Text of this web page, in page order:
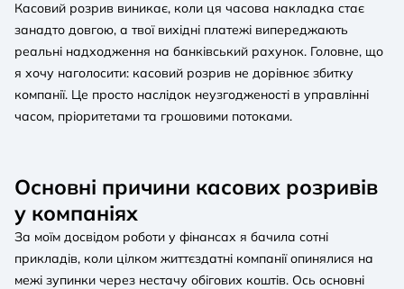
Касовий розрив виникає, коли ця часова накладка стає
занадто довгою, а твої вихідні платежі випереджають
реальні надходження на банківський рахунок. Головне, що
я хочу наголосити: касовий розрив не дорівнює збитку
компанії. Це просто наслідок неузгодженості в управлінні
часом, пріоритетами та грошовими потоками.
Основні причини касових розривів
у компаніях
За моїм досвідом роботи у фінансах я бачила сотні
прикладів, коли цілком життєздатні компанії опинялися на
межі зупинки через нестачу обігових коштів. Ось основні